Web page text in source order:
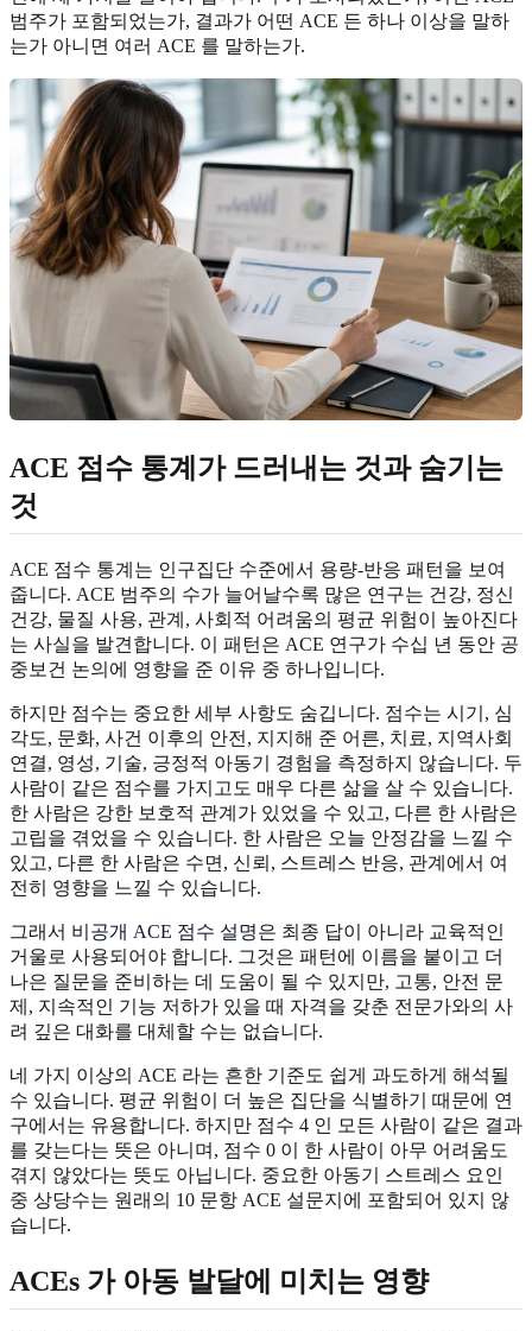
범주가 포함되었는가, 결과가 어떤 ACE 든 하나 이상을 말하
는가 아니면 여러 ACE 를 말하는가.
ACE 점수 통계가 드러내는 것과 숨기는
것
ACE 점수 통계는 인구집단 수준에서 용량-반응 패턴을 보여
줍니다. ACE 범주의 수가 늘어날수록 많은 연구는 건강, 정신
건강, 물질 사용, 관계, 사회적 어려움의 평균 위험이 높아진다
는 사실을 발견합니다. 이 패턴은 ACE 연구가 수십 년 동안 공
중보건 논의에 영향을 준 이유 중 하나입니다.
하지만 점수는 중요한 세부 사항도 숨깁니다. 점수는 시기, 심
각도, 문화, 사건 이후의 안전, 지지해 준 어른, 치료, 지역사회
연결, 영성, 기술, 긍정적 아동기 경험을 측정하지 않습니다. 두
사람이 같은 점수를 가지고도 매우 다른 삶을 살 수 있습니다.
한 사람은 강한 보호적 관계가 있었을 수 있고, 다른 한 사람은
고립을 겪었을 수 있습니다. 한 사람은 오늘 안정감을 느낄 수
있고, 다른 한 사람은 수면, 신뢰, 스트레스 반응, 관계에서 여
전히 영향을 느낄 수 있습니다.
그래서 비공개 ACE 점수 설명은 최종 답이 아니라 교육적인
거울로 사용되어야 합니다. 그것은 패턴에 이름을 붙이고 더
나은 질문을 준비하는 데 도움이 될 수 있지만, 고통, 안전 문
제, 지속적인 기능 저하가 있을 때 자격을 갖춘 전문가와의 사
려 깊은 대화를 대체할 수는 없습니다.
네 가지 이상의 ACE 라는 흔한 기준도 쉽게 과도하게 해석될
수 있습니다. 평균 위험이 더 높은 집단을 식별하기 때문에 연
구에서는 유용합니다. 하지만 점수 4 인 모든 사람이 같은 결과
를 갖는다는 뜻은 아니며, 점수 0 이 한 사람이 아무 어려움도
겪지 않았다는 뜻도 아닙니다. 중요한 아동기 스트레스 요인
중 상당수는 원래의 10 문항 ACE 설문지에 포함되어 있지 않
습니다.
ACEs 가 아동 발달에 미치는 영향